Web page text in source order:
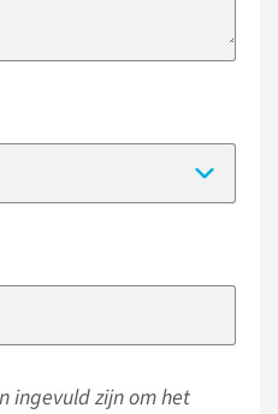
ingevuld zijn om het